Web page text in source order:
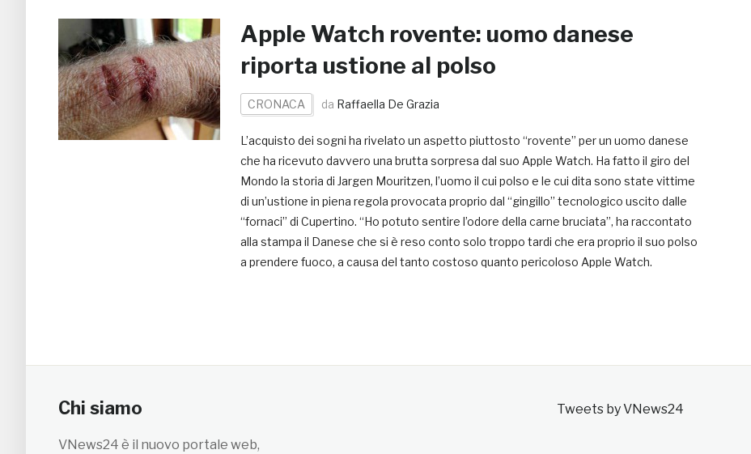
Apple Watch rovente: uomo danese
riporta ustione al polso
CRONACA da Raffaella De Grazia
L’acquisto dei sogni ha rivelato un aspetto piuttosto “rovente” per un uomo danese
che ha ricevuto davvero una brutta sorpresa dal suo Apple Watch. Ha fatto il giro del
Mondo la storia di Jargen Mouritzen, l’uomo il cui polso e le cui dita sono state vittime
di un’ustione in piena regola provocata proprio dal “gingillo” tecnologico uscito dalle
“fornaci” di Cupertino. “Ho potuto sentire l’odore della carne bruciata”, ha raccontato
alla stampa il Danese che si è reso conto solo troppo tardi che era proprio il suo polso
a prendere fuoco, a causa del tanto costoso quanto pericoloso Apple Watch.
Chi siamo
VNews24 è il nuovo portale web,
Tweets by VNews24